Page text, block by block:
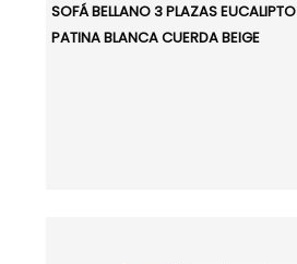
SOFÁ BELLANO 3 PLAZAS EUCALIPTO
PATINA BLANCA CUERDA BEIGE